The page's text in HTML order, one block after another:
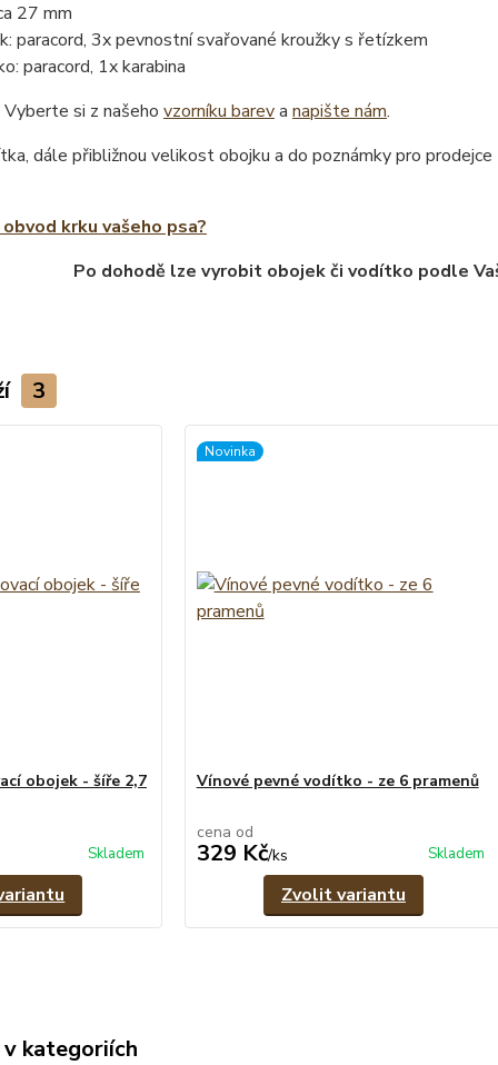
27 mm
paracord, 3x pevnostní svařované kroužky s řetízkem
paracord, 1x karabina
Vyberte si z našeho vzorníku bareva napište nám.
dále přibližnou velikost obojku a do poznámky pro
krku vašeho psa?
Po dohodě lze vyrobit obojek či vodítko podle
3
obojek - šíře 2,7
Skladem
Novinka
Vínové pevné vodítko - ze 6 pramenů
cena od
329 Kč/ks Skladem
Zvolit variantu
kategoriích